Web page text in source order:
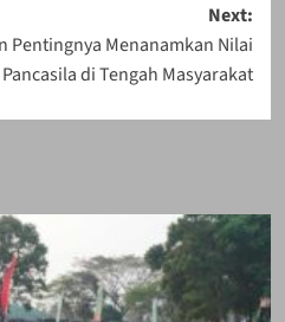
Next:
Pentingnya Menanamkan Nilai
Pancasila di Tengah Masyarakat